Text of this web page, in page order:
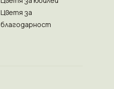
Цветя за
благодарност